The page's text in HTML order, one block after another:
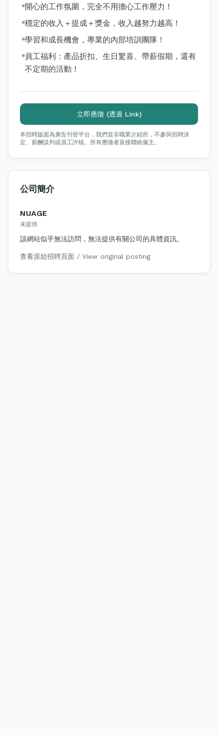
開心的工作氛圍，完全不用擔心工作壓力！
穩定的收入＋提成＋獎金，收入越努力越高！
學習和成長機會，專業的內部培訓團隊！
員工福利：產品折扣、生日驚喜、帶薪假期，還有
不定期的活動！
立即應徵 (透過 Link)
本招聘版面為廣告刊登平台，我們並非職業介紹所，不參與招聘決
定、薪酬談判或員工評核。所有應徵者直接聯絡僱主。
公司簡介
NUAGE
未提供
該網站似乎無法訪問，無法提供有關公司的具體資訊。
查看原始招聘頁面 / View original posting